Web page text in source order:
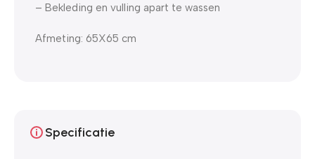
– Bekleding en vulling apart te wassen
Afmeting: 65X65 cm
Specificatie